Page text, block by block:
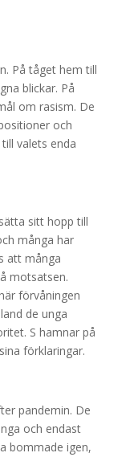
På tåget hem till
blickar. På
om rasism. De
och
valets enda
sitt hopp till
många har
att många
motsatsen.
förvåningen
de unga
S hamnar på
förklaringar.
pandemin. De
och endast
bommade igen,